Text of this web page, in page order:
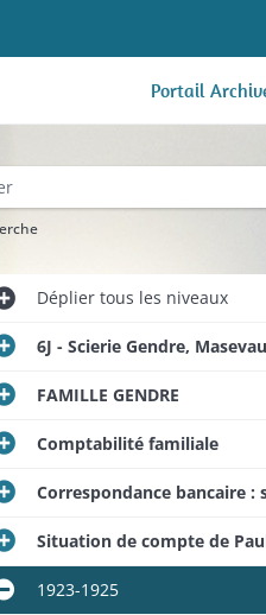
Portail
Dépliertous les niveaux
6J - Scierie Gendre,
FAMILLE GENDRE
Comptabilité familiale
Correspondance bancaire
Situation de compte de Paul
1923-1925